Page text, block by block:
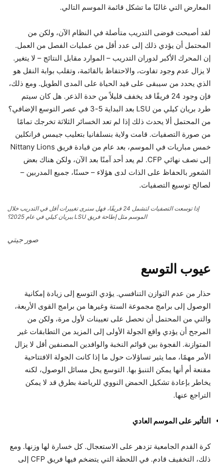
المعارض التي غالبًا ما تشكل قائمة الموسم التالي.
لقد أصبحت فوضى التدريب متأصلة في النظام الآن، ولكن من
المحتمل أن يؤدي ذلك إلى عدد أقل من عمليات الفصل من العمل.
إن المحرك الأكبر لدوران التدريب – الموارد مقابل النتائج – لا يتغير.
لا يزال عدم وجود تفاوت، والاحتفاظ بالقائمة، وتقلب بوابة النقل هو
الذي يحدد من سيبقى على قيد الحياة على المدى الطويل. ومع ذلك،
فإن وجود 24 فريقًا قد يخفف قليلاً من حدة الذعر. هل كان سيتم
طرد بريان كيلي من LSU بعد البداية 5-3 في عصر التوسع الإضافي؟
من المحتمل ألا يحدث ذلك إذا لم تعد الخسائر الثلاثة تخرجك تمامًا
من صورة التصفيات. قامت ولاية بنسلفانيا بتعليب جيمس فرانكلين
خمس مباريات في الموسم، بعد عام من قيادة فريق Nittany Lions
إلى نصف نهائي CFP. لم يعد أحد آمنًا بعد الآن، ولكن هناك بعض
الشعور بالحفاظ على الذات لدى هؤلاء – حسنًا، جميع المدربين –
لصالح توسيع التصفيات.
إذا توسعت التصفيات لتشمل 24 فريقًا، فهل سنرى تغييرات أقل في التدريب خلال
الموسم مثل إطاحة فريق LSU ببريان كيلي في عام 2025؟
صور جيتي
عيوب التوسع
حذار من عدم التوازن التنافسي. يؤدي التوسع إلى زيادة إمكانية
الوصول إلى برامج مجموعة الستة وغيرها من برامج القوى الأربعة،
والتي من المحتمل أن تحصل على تعيينات لأول مرة، ولكن من
المرجح أن يؤدي واقع الجولة الأولى إلى المزيد من التطابقات غير
المتوازنة. الفجوة بين قوائم النخبة والوافدين المصنفين أقل لا يزال
الأمر مهمًا، مما يثير تساؤلات حول ما إذا كانت الجولة الافتتاحية
مقنعة أم أنها يمكن التنبؤ بها. التوسع يحل مسائل الوصول، لكنه
يخاطر بإعادة تشكيل الحمض النووي للرياضة بطرق قد لا يمكن
التراجع عنها.
التأثير على الموسم العادي
كرة القدم الجامعية تزدهر على الاستعجال. كل خسارة لها وزنها. ومع
ذلك، التخفيف قادم. في اللحظة التي يتضخم فيها فريق CFP إلى